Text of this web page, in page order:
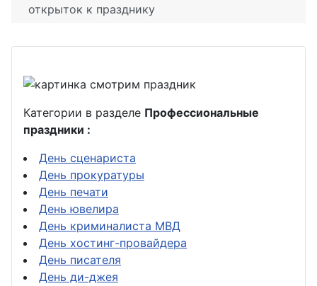
открыток к празднику
Категории в разделе Профессиональные
праздники :
День сценариста
День прокуратуры
День печати
День ювелира
День криминалиста МВД
День хостинг-провайдера
День писателя
День ди-джея